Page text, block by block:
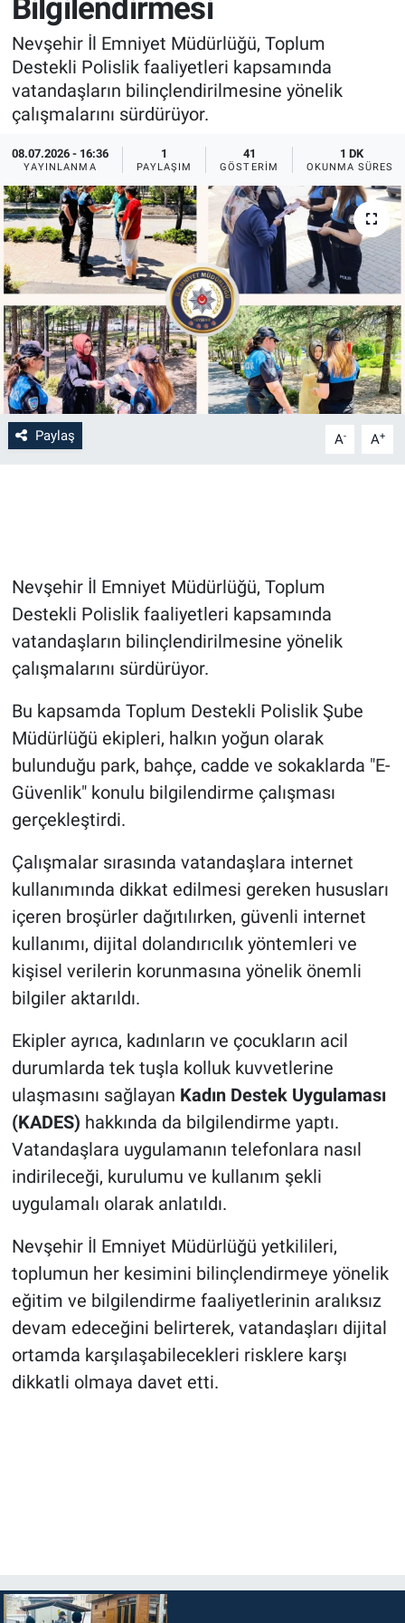
Bilgilendirmesi
Nevşehir İl Emniyet Müdürlüğü, Toplum
Destekli Polislik faaliyetleri kapsamında
vatandaşların bilinçlendirilmesine yönelik
çalışmalarını sürdürüyor.
08.07.2026 - 16:36
YAYINLANMA
1
PAYLAŞIM
41
GÖSTERIM
1 DK
OKUNMA SÜRESI
Paylaş A- A+
Nevşehir İl Emniyet Müdürlüğü, Toplum
Destekli Polislik faaliyetleri kapsamında
vatandaşların bilinçlendirilmesine yönelik
çalışmalarını sürdürüyor.
Bu kapsamda Toplum Destekli Polislik Şube
Müdürlüğü ekipleri, halkın yoğun olarak
bulunduğu park, bahçe, cadde ve sokaklarda "E-
Güvenlik" konulu bilgilendirme çalışması
gerçekleştirdi.
Çalışmalar sırasında vatandaşlara internet
kullanımında dikkat edilmesi gereken hususları
içeren broşürler dağıtılırken, güvenli internet
kullanımı, dijital dolandırıcılık yöntemleri ve
kişisel verilerin korunmasına yönelik önemli
bilgiler aktarıldı.
Ekipler ayrıca, kadınların ve çocukların acil
durumlarda tek tuşla kolluk kuvvetlerine
ulaşmasını sağlayan Kadın Destek Uygulaması
(KADES) hakkında da bilgilendirme yaptı.
Vatandaşlara uygulamanın telefonlara nasıl
indirileceği, kurulumu ve kullanım şekli
uygulamalı olarak anlatıldı.
Nevşehir İl Emniyet Müdürlüğü yetkilileri,
toplumun her kesimini bilinçlendirmeye yönelik
eğitim ve bilgilendirme faaliyetlerinin aralıksız
devam edeceğini belirterek, vatandaşları dijital
ortamda karşılaşabilecekleri risklere karşı
dikkatli olmaya davet etti.
Sağlık
Yerel
Genel
Asayiş
İlan - Duyuru- Mesaj
Türkiye Gündemi
Sizden Gelenler
Yaşam
Sağlık
Eğitim
Kültür
3.Sayfa
Medya
Bilim-Tek
Kayseri
Niğde
Aksaray
Kırşehir
Yerel
Genel
Asayiş
Kültür - Sanat
Politika
Magazin
Çevre
Haberde İnsan
İlan - Duyuru- Mesaj
Türkiye Gündemi
Sizden Gelenler